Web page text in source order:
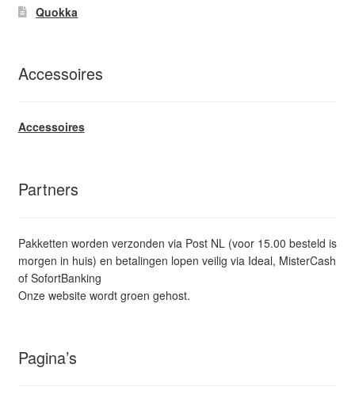
Quokka
Accessoires
Accessoires
Partners
Pakketten worden verzonden via Post NL (voor 15.00 besteld is
morgen in huis) en betalingen lopen veilig via Ideal, MisterCash
of SofortBanking
Onze website wordt groen gehost.
Pagina’s